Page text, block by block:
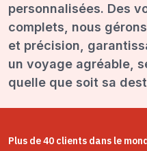
personnalisées. Des
complets, nous
et précision,
un voyage agréable,
quelle que soit sa
Plus de 40 clients dans le